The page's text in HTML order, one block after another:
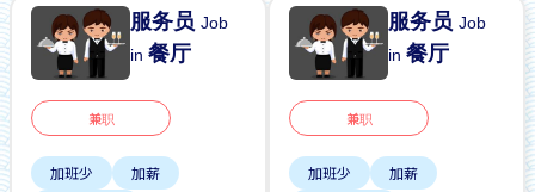
服务员Job
in餐厅
兼职
加班少
加薪
服务员Job
in餐厅
兼职
加班少
加薪